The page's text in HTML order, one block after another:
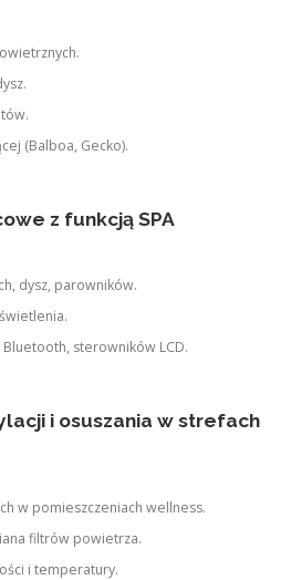
(Balboa, Gecko).
z funkcją SPA
dysz, parowników.
sterowników LCD.
i osuszania w strefach
w pomieszczeniach wellness.
filtrów powietrza.
i temperatury.